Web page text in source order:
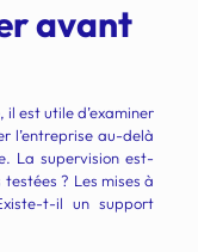
avant
est utile d’examiner
l’entreprise au-delà
La supervision est-
? Les mises à
t-il un support